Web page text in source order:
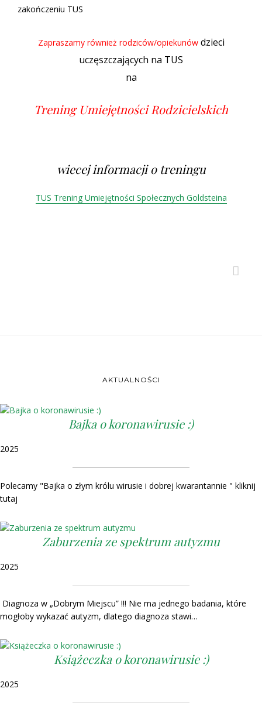
zakończeniu TUS
Zapraszamy również rodziców/opiekunów dzieci
uczęszczających na TUS
na
Trening Umiejętności Rodzicielskich
wiecej informacji o treningu
TUS Trening Umiejętności Społecznych Goldsteina
AKTUALNOŚCI
Bajka o koronawirusie :)
2025
Polecamy "Bajka o złym królu wirusie i dobrej kwarantannie " kliknij
tutaj
Zaburzenia ze spektrum autyzmu
2025
Diagnoza w „Dobrym Miejscu” !!! Nie ma jednego badania, które
mogłoby wykazać autyzm, dlatego diagnoza stawi…
Książeczka o koronawirusie :)
2025